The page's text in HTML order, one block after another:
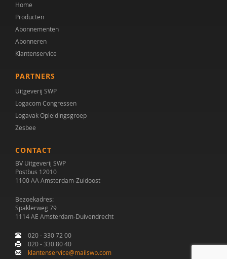
Frederik Boven
G.M. Boxhoorn
Bianca Boyer
Drs. C.E.M. Calmes-van der Schot
Cissy Canninga
Drs. Caroline Schuurman
Rutger Clarijs
Marcel D. Jansen
Ingrid D.C. van Balkom
I.W. de Groot
Home
Producten
Abonnementen
Abonneren
Klantenservice
PARTNERS
Uitgeverij SWP
Logacom Congressen
Logavak Opleidingsgroep
Zesbee
CONTACT
BV Uitgeverij SWP
Postbus 12010
1100 AA Amsterdam-Zuidoost
Bezoekadres:
Spaklerweg 79
1114 AE Amsterdam-Duivendrecht
020 - 330 72 00
020 - 330 80 40
klantenservice@mailswp.com